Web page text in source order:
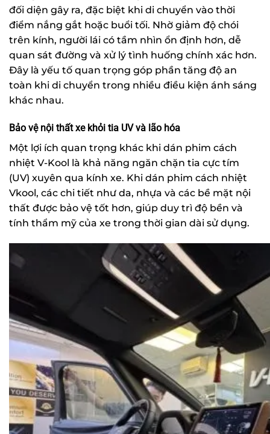
đối diện gây ra, đặc biệt khi di chuyển vào thời
điểm nắng gắt hoặc buổi tối. Nhờ giảm độ chói
trên kính, người lái có tầm nhìn ổn định hơn, dễ
quan sát đường và xử lý tình huống chính xác hơn.
Đây là yếu tố quan trọng góp phần tăng độ an
toàn khi di chuyển trong nhiều điều kiện ánh sáng
khác nhau.
Bảo vệ nội thất xe khỏi tia UV và lão hóa
Một lợi ích quan trọng khác khi dán phim cách
nhiệt V-Kool là khả năng ngăn chặn tia cực tím
(UV) xuyên qua kính xe. Khi dán phim cách nhiệt
Vkool, các chi tiết như da, nhựa và các bề mặt nội
thất được bảo vệ tốt hơn, giúp duy trì độ bền và
tính thẩm mỹ của xe trong thời gian dài sử dụng.